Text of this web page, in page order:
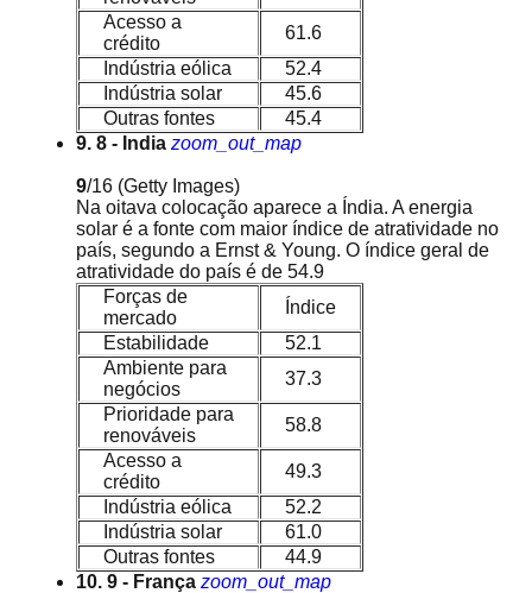
Acesso a
crédito
61.6
Indústria eólica
52.4
Indústria solar
45.6
Outras fontes
45.4
9. 8 - India zoom_out_map
9/16 (Getty Images)
Na oitava colocação aparece a Índia. A energia
solar é a fonte com maior índice de atratividade no
país, segundo a Ernst & Young. O índice geral de
atratividade do país é de 54.9
Forças de
mercado
Índice
Estabilidade
52.1
Ambiente para
negócios
37.3
Prioridade para
renováveis
58.8
Acesso a
crédito
49.3
Indústria eólica
52.2
Indústria solar
61.0
Outras fontes
44.9
10. 9 - França zoom_out_map